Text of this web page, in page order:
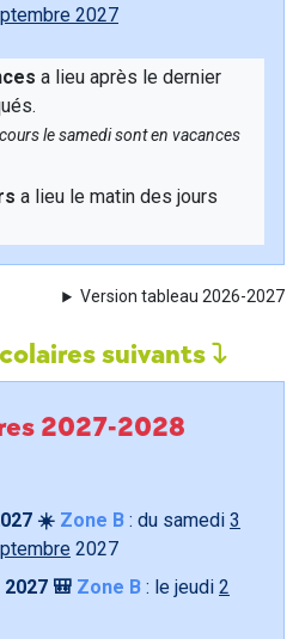
2027
a lieu après le dernier
le samedi sont en vacances
a lieu le matin des jours
Version tableau 2026-2027
suivants
2027-2028
☀️ Zone B : du samedi 3
2027
🎒 Zone B : le jeudi 2